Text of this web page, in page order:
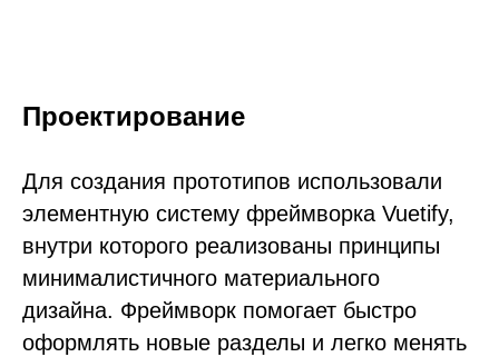
Проектирование
Для создания прототипов использовали
элементную систему фреймворка Vuetify,
внутри которого реализованы принципы
минималистичного материального
дизайна. Фреймворк помогает быстро
оформлять новые разделы и легко менять